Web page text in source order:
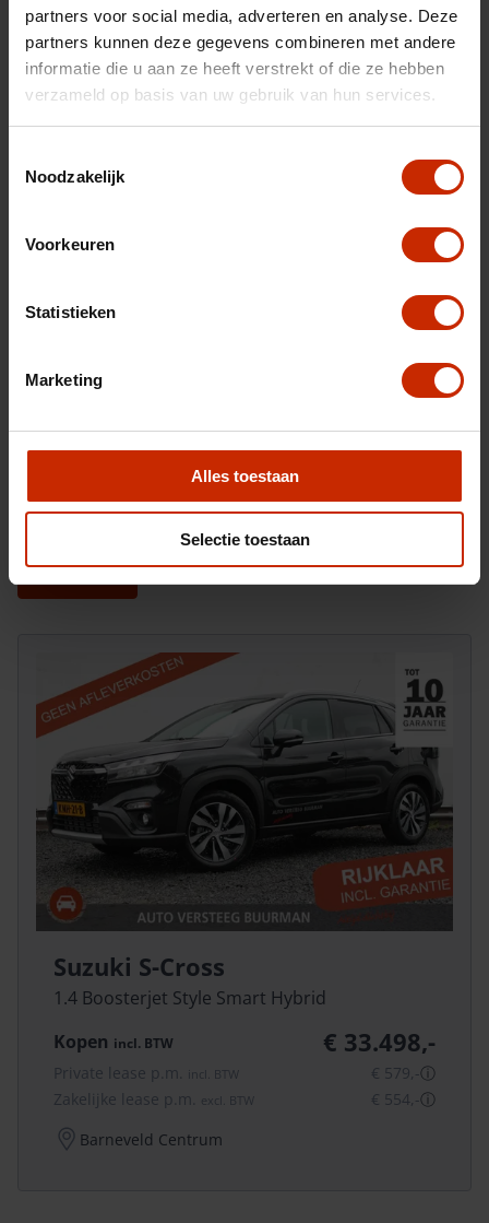
partners voor social media, adverteren en analyse. Deze
partners kunnen deze gegevens combineren met andere
informatie die u aan ze heeft verstrekt of die ze hebben
verzameld op basis van uw gebruik van hun services.
Noodzakelijk
Voorkeuren
Statistieken
Marketing
Alles toestaan
Selectie toestaan
Uw inruilauto
Na het invullen van dit formulier ontvangt u van ons
een e-mail waarop u kunt reageren om ons ook foto's
toe te sturen.
Versturen
Suzuki S-Cross
1.4 Boosterjet Style Smart Hybrid
Kopen incl. BTW € 33.498,-
Private lease p.m. incl. BTW € 579,-ⓘ
Zakelijke lease p.m.
excl. BTW € 554,-ⓘ
Barneveld Centrum